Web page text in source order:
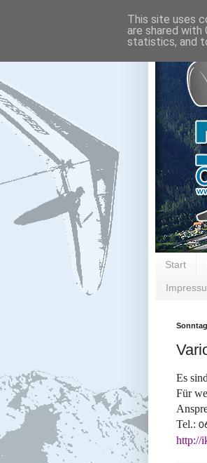
Start
Es
Für
Tel.:
http://
This site uses
are shared
statistics, and